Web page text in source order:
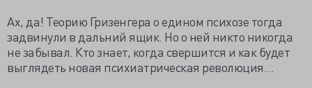
Ах, да! Теорию Гризенгера о едином психозе тогда
задвинули в дальний ящик. Но о ней никто никогда
не забывал. Кто знает, когда свершится и как будет
выглядеть новая психиатрическая революция…